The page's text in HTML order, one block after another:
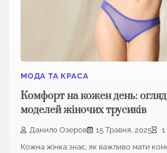
МОДА ТА КРАСА
Комфорт на кожен день:
моделей жіночих трусиків
Данило Озеров 15 Травня, 2025
1
Кожна жінка знає, як важливо мати